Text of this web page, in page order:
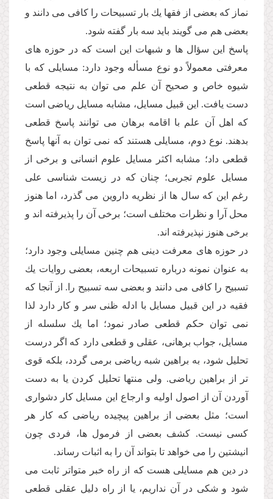
نماز كه بعضى از فقها یك بار تسبیحات را كافى مى دانند و
بعضى هم مى گویند باید سه بار گفته شود.
پاسخ این سؤال ها و شبهات این است كه در حوزه هاى
معرفتى معمولاً دو نوع مسأله وجود دارد: مسایلى كه با
شیوه خاص و صحیح آن علم مى توان به نتیجه قطعى
دست یافت. این قبیل مسایل، مشابه مسایل ریاضى است
كه اهل آن علم با اقامه برهان مى توانند پاسخ قطعى
بدهند. نوع دوم، مسایلى هستند كه نمى توان به آنها پاسخ
قطعى داد؛ مشابه اكثر مسایل علوم انسانى و برخى از
مسایل علوم تجربى؛ چنان كه در زیست شناسى على
رغم این كه سال ها از نظریه داروین مى گذرد، اما هنوز
محل آرا و نظرات مختلف است؛ برخى آن را پذیرفته اند و
برخى هنوز نپذیرفته اند.
در حوزه هاى معرفت دینى هم چنین مسایلى وجود دارد؛
به عنوان نمونه درباره تسبیحات اربعه، بعضى روایات یك
تسبیح را كافى مى دانند و بعضى سه تسبیح را. از آنجا كه
فقیه در این قبیل مسایل با ادله ظنى سر و كار دارد لذا
نمى توان حكم قطعى صادر نمود؛ اما یك سلسله از
مسایل، جواب برهانى، عقلى و قطعى دارد كه اگر درست
تحلیل شود، به براهین شبه ریاضى برمى گردد، بلكه قوى
تر از براهین ریاضى. ولى منتها تحلیل كردن یا به دست
آوردن آن از اصول اولیه و ارجاع این مسایل كار دشوارى
است؛ مثل بعضى از براهین پیچیده ریاضى كه كار هر
كسى نیست. كشف بعضى از فرمول ها، فردى چون
انیشتین را مى خواهد تا بتواند آن را به اثبات رساند.
در دین هم مسایلى هست كه از راه خبر متواتر ثابت مى
شود و شكى در آن نداریم، یا از راه دلیل عقلى قطعى